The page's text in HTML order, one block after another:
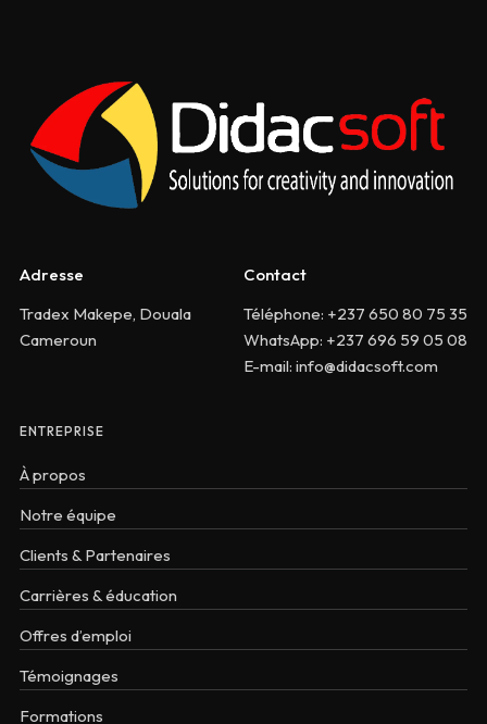
Adresse
Tradex Makepe, Douala
Cameroun
Contact
Téléphone: +237 650 80 75 35
WhatsApp: +237 696 59 05 08
E-mail: info@didacsoft.com
ENTREPRISE
À propos
Notre équipe
Clients & Partenaires
Carrières & éducation
Offres d’emploi
Témoignages
Formations